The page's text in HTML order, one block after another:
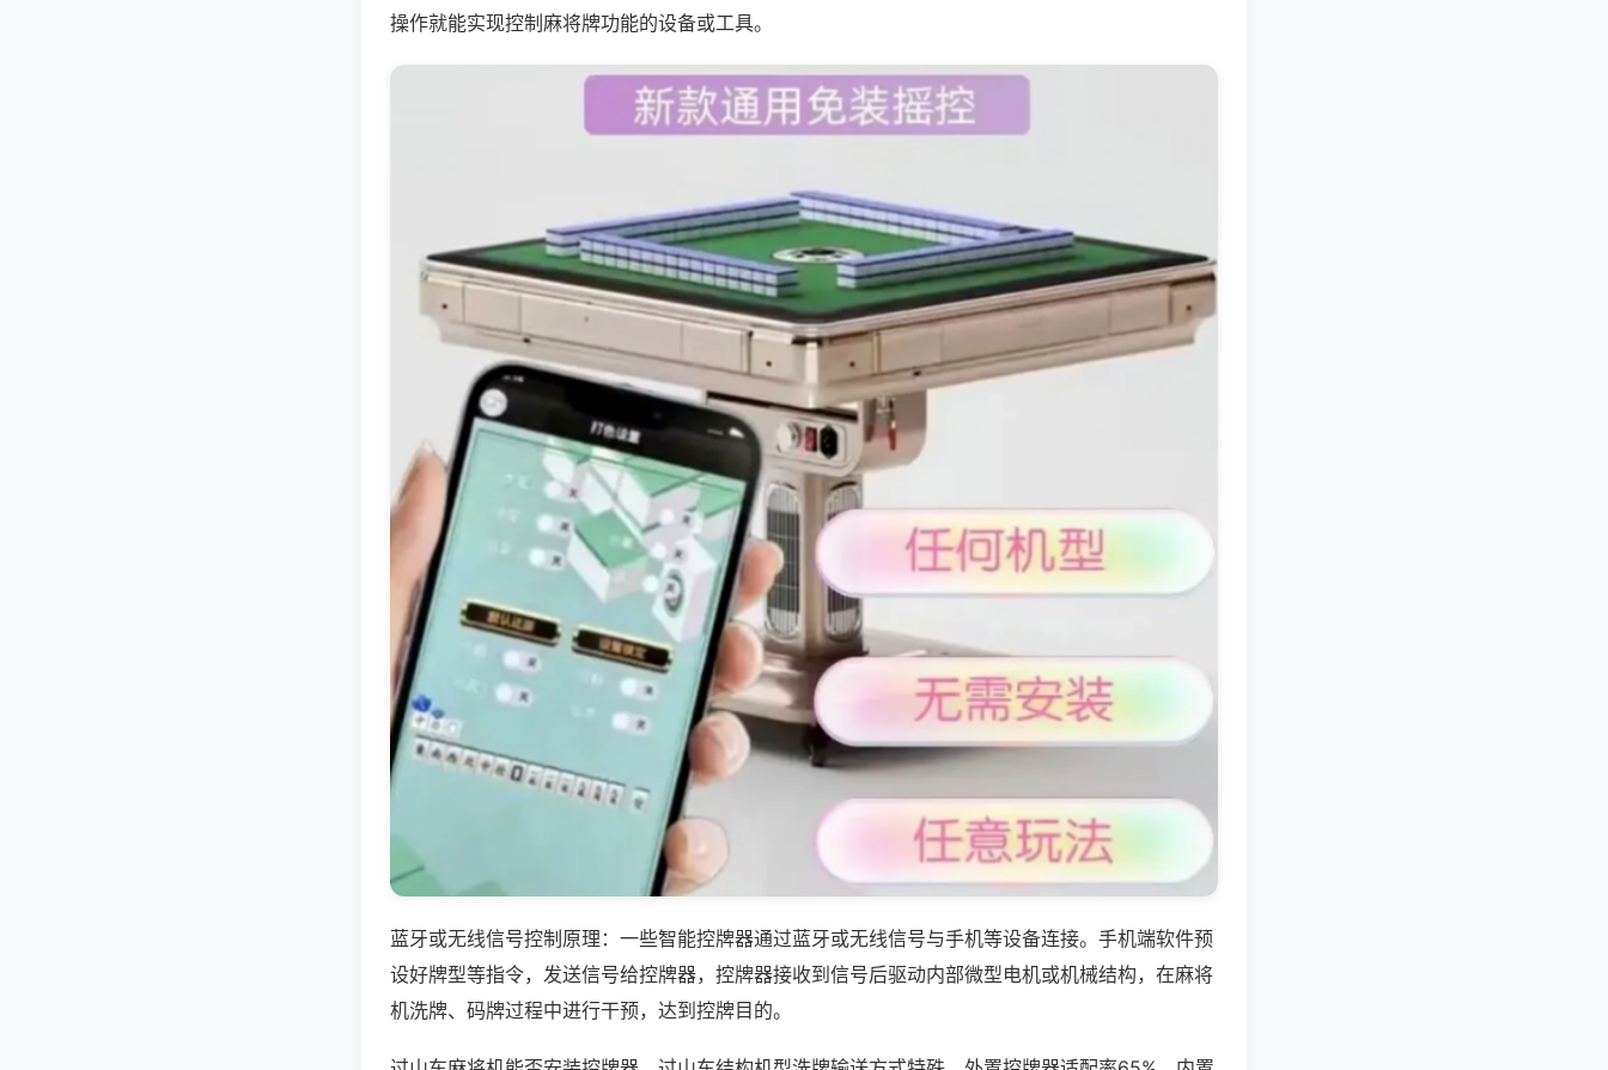
操作就能实现控制麻将牌功能的设备或工具。
蓝牙或无线信号控制原理：一些智能控牌器通过蓝牙或无线信号与手机等设备连接。手机端软件预
设好牌型等指令，发送信号给控牌器，控牌器接收到信号后驱动内部微型电机或机械结构，在麻将
机洗牌、码牌过程中进行干预，达到控牌目的。